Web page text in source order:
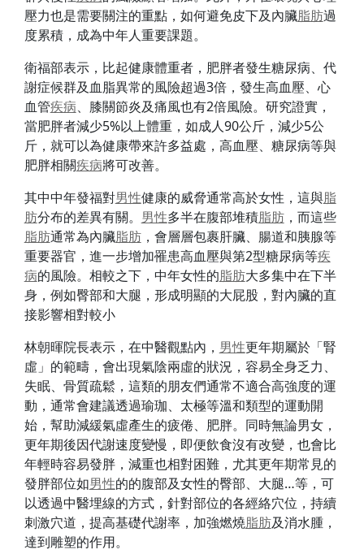
壓力也是需要關注的重點，如何避免皮下及內臟脂肪過
度累積，成為中年人重要課題。
衛福部表示，比起健康體重者，肥胖者發生糖尿病、代
謝症候群及血脂異常的風險超過3倍，發生高血壓、心
血管疾病、膝關節炎及痛風也有2倍風險。研究證實，
當肥胖者減少5%以上體重，如成人90公斤，減少5公
斤，就可以為健康帶來許多益處，高血壓、糖尿病等與
肥胖相關疾病將可改善。
其中中年發福對男性健康的威脅通常高於女性，這與脂
肪分布的差異有關。 男性多半在腹部堆積脂肪，而這些
脂肪通常為內臟脂肪，會層層包裹肝臟、腸道和胰腺等
重要器官，進一步增加罹患高血壓與第2型糖尿病等疾
病的風險。相較之下，中年女性的脂肪大多集中在下半
身，例如臀部和大腿，形成明顯的大屁股，對內臟的直
接影響相對較小
林朝暉院長表示，在中醫觀點內， 男性更年期屬於「腎
虛」的範疇，會出現氣陰兩虛的狀況，容易全身乏力、
失眠、骨質疏鬆，這類的朋友們通常不適合高強度的運
動，通常會建議透過瑜珈、太極等溫和類型的運動開
始，幫助減緩氣虛產生的疲倦、肥胖。同時無論男女，
更年期後因代謝速度變慢，即便飲食沒有改變，也會比
年輕時容易發胖，減重也相對困難，尤其更年期常見的
發胖部位如男性的的腹部及女性的臀部、大腿…等，可
以透過中醫埋線的方式，針對部位的各經絡穴位，持續
刺激穴道，提高基礎代謝率，加強燃燒脂肪及消水腫，
達到雕塑的作用。